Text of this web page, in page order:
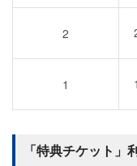
2
1
「特典チケット」